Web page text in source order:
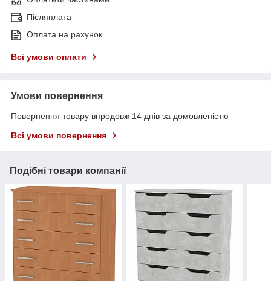
Післяплата
Оплата на рахунок
Всі умови оплати
Умови повернення
Повернення товару впродовж 14 днів за домовленістю
Всі умови повернення
Подібні товари компанії